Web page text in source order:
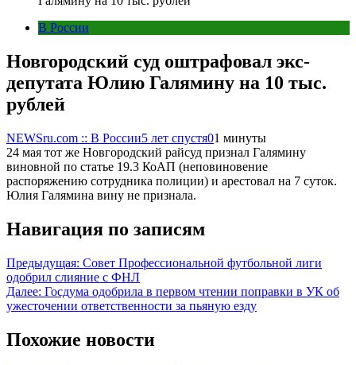
В России
Новгородский суд оштрафовал экс-
депутата Юлию Галямину на 10 тыс.
рублей
NEWSru.com :: В России5 лет спустя01 минуты
24 мая тот же Новгородский райсуд признал Галямину
виновной по статье 19.3 КоАП (неповиновение
распоряжению сотрудника полиции) и арестовал на 7 суток.
Юлия Галямина вину не признала.
Навигация по записям
Предыдущая: Совет Профессиональной футбольной лиги
одобрил слияние с ФНЛ
Далее: Госдума одобрила в первом чтении поправки в УК об
ужесточении ответственности за пьяную езду
Похожие новости